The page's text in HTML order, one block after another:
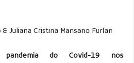
Juliana Cristina Mansano Furlan
do Covid-19 nos